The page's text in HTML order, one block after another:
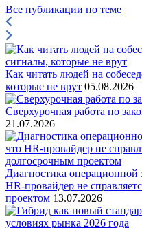
Все публикации по теме
Как читать людей на
которые не врут 05.08.2026
Сверхурочная работа по
21.07.2026
Диагностика операционной
HR-провайдер не
проектом 13.07.2026